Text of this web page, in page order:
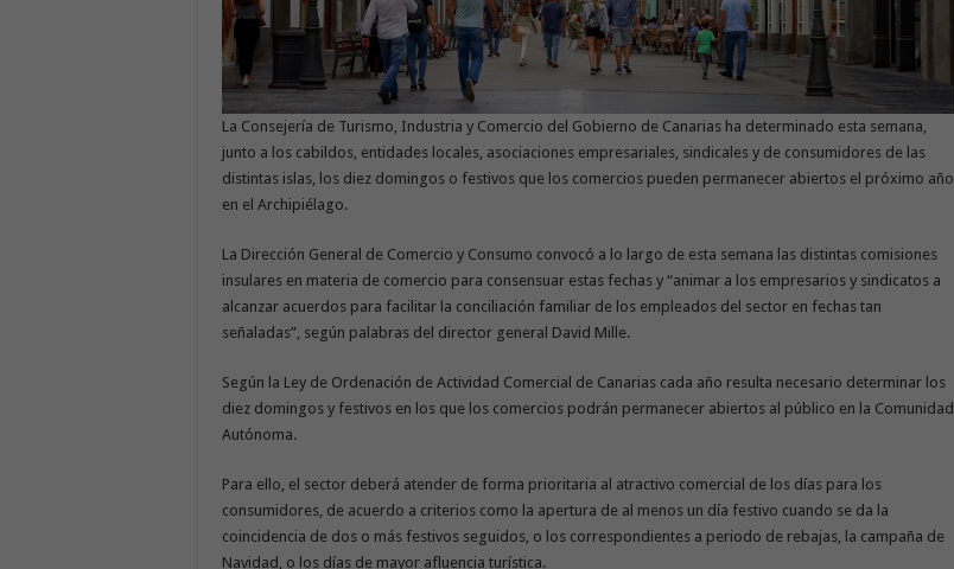
La Consejería de Turismo, Industria y Comercio del Gobierno de Canarias ha determinado esta semana,
junto a los cabildos, entidades locales, asociaciones empresariales, sindicales y de consumidores de las
distintas islas, los diez domingos o festivos que los comercios pueden permanecer abiertos el próximo año
en el Archipiélago.
La Dirección General de Comercio y Consumo convocó a lo largo de esta semana las distintas comisiones
insulares en materia de comercio para consensuar estas fechas y “animar a los empresarios y sindicatos a
alcanzar acuerdos para facilitar la conciliación familiar de los empleados del sector en fechas tan
señaladas”, según palabras del director general David Mille.
Según la Ley de Ordenación de Actividad Comercial de Canarias cada año resulta necesario determinar los
diez domingos y festivos en los que los comercios podrán permanecer abiertos al público en la Comunidad
Autónoma.
Para ello, el sector deberá atender de forma prioritaria al atractivo comercial de los días para los
consumidores, de acuerdo a criterios como la apertura de al menos un día festivo cuando se da la
coincidencia de dos o más festivos seguidos, o los correspondientes a periodo de rebajas, la campaña de
Navidad, o los días de mayor afluencia turística.